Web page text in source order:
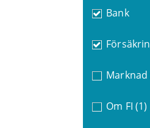
Bank
Marknad
Om FI (1)